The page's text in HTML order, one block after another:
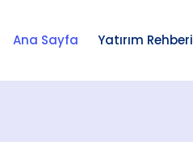
Ana Sayfa Yatırım Rehberi